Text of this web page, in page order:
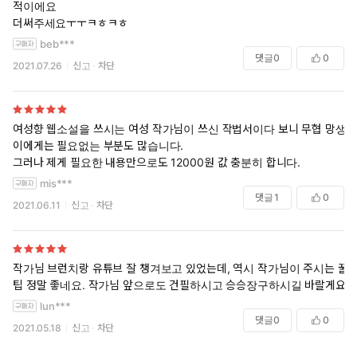
적이에요
더써주세요ㅜㅜㅋㅎㅋㅎ
beb***
2021.07.26 신고 차단
댓글0 0
여성향 웹소설을 쓰시는 여성 작가님이 쓰신 작법서이다 보니 무협 망생
이에게는 필요없는 부분도 많습니다.
그러나 제게 필요한 내용만으로도 12000원 값 충분히 합니다.
mis***
2021.06.11 신고 차단
댓글 1 0
작가님 브런치랑 유튜브 잘 챙겨보고 있었는데, 역시 작가님이 주시는 꿀
팁 정말 좋네요. 작가님 앞으로도 건필하시고 승승장구하시길 바랄게요.
lun***
2021.05.18 신고 차단
댓글0 0